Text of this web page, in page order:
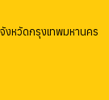
งหวัดกรุงเทพมหานคร